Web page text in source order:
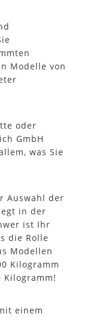
Modelle von
oder
GmbH
was Sie
Auswahl der
in der
ist Ihr
die Rolle
Modellen
Kilogramm
Kilogramm!
einem